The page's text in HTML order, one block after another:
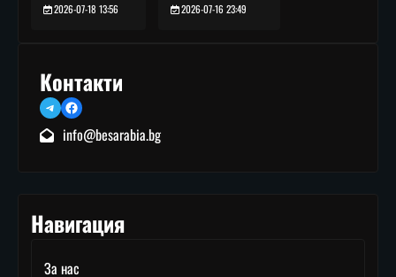
2026-07-18 13:56
2026-07-16 23:49
Контакти
TelegramFacebook
info@besarabia.bg
Навигация
За нас